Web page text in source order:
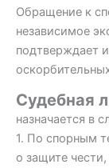
Обращение к
независимое
подтверждает
Судебная
назначается в
1. По спорным
о защите